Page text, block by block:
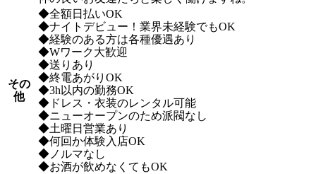
その
他
◆全額日払いOK
◆ナイトデビュー！業界未経験でもOK
◆経験のある方は各種優遇あり
◆Wワーク大歓迎
◆送りあり
◆終電あがりOK
◆3h以内の勤務OK
◆ドレス・衣装のレンタル可能
◆ニューオープンのため派閥なし
◆土曜日営業あり
◆何回か体験入店OK
◆ノルマなし
◆お酒が飲めなくてもOK